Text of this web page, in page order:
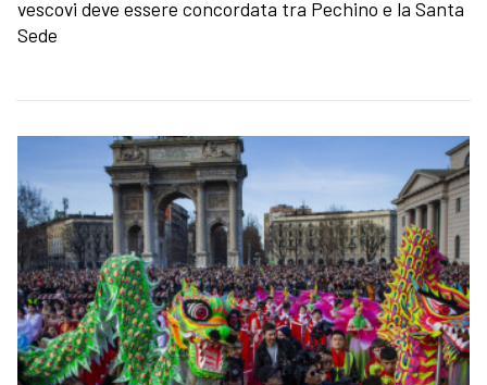
vescovi deve essere concordata tra Pechino e la Santa
Sede